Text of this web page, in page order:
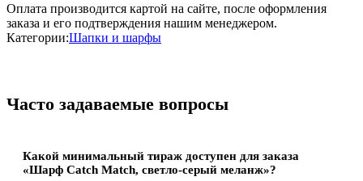
Оплата производится картой на сайте, после оформления
заказа и его подтверждения нашим менеджером.
Категории:Шапки и шарфы
Часто задаваемые вопросы
Какой минимальный тираж доступен для заказа
«Шарф Catch Match, светло-серый меланж»?